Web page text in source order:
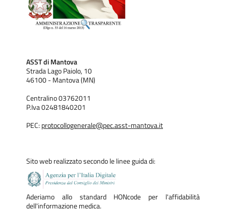
Mantovano.
Con delibera n.197 del 20/02/2019 l'Azienda ha adottato la
bambini(in allegato).
>> consulta l'ORGANIGRAMMA
ASST di Mantova
Strada Lago Paiolo, 10
46100 - Mantova (MN)
Centralino 03762011
P.Iva 02481840201
PEC: protocollogenerale@pec.asst-mantova.it
Sito web realizzato secondo le linee guida di:
Aderiamo allo standard HONcode per l'affidabilità
dell'informazione medica.